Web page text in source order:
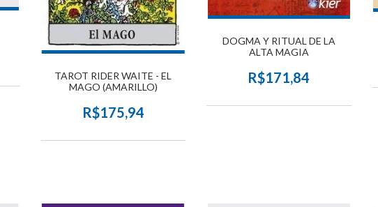
TAROT RIDER WAITE - EL
MAGO (AMARILLO)
R$175,94
DOGMA Y RITUAL DE LA
ALTA MAGIA
R$171,84